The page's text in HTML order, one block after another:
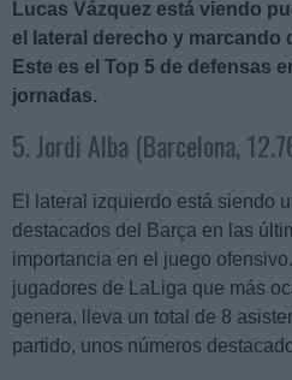
Lucas Vázquez está viendo
el lateral derecho y marcando
Este es el Top 5 de defensas
jornadas.
5. Jordi Alba (Barcelona,
El lateral izquierdo está siendo
destacados del Barça en las
importancia en el juego
jugadores de LaLiga que más
genera, lleva un total de 8
partido, unos números